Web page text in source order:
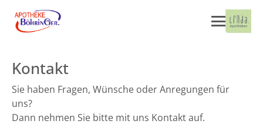
Kontakt
Sie haben Fragen, Wünsche oder Anregungen für
uns?
Dann nehmen Sie bitte mit uns Kontakt auf.